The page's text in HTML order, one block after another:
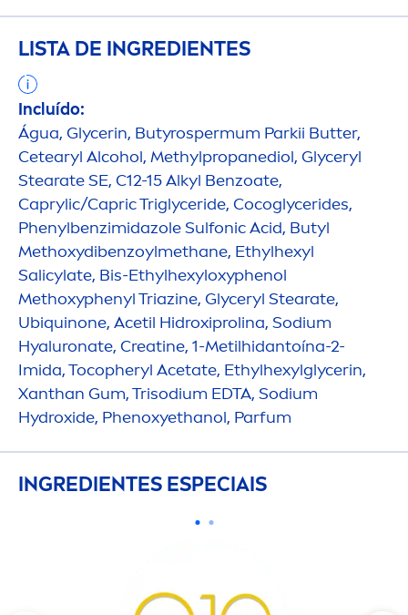
LISTA DE INGREDIENTES
Incluído:
Água, Glycerin, Butyrospermum Parkii Butter,
Cetearyl Alcohol, Methylpropanediol, Glyceryl
Stearate SE, C12-15 Alkyl Benzoate,
Caprylic/Capric Triglyceride, Cocoglycerides,
Phenylbenzimidazole Sulfonic Acid, Butyl
Methoxydibenzoylmethane, Ethylhexyl
Salicylate, Bis-Ethylhexyloxyphenol
Methoxyphenyl Triazine, Glyceryl Stearate,
Ubiquinone, Acetil Hidroxiprolina, Sodium
Hyaluronate, Creatine, 1-Metilhidantoína-2-
Imida, Tocopheryl Acetate, Ethylhexylglycerin,
Xanthan Gum, Trisodium EDTA, Sodium
Hydroxide, Phenoxyethanol, Parfum
INGREDIENTES ESPECIAIS